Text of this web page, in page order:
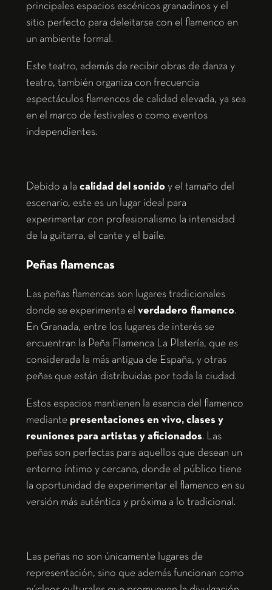
principales espacios escénicos granadinos y el
sitio perfecto para deleitarse con el flamenco en
un ambiente formal.
Este teatro, además de recibir obras de danza y
teatro, también organiza con frecuencia
espectáculos flamencos de calidad elevada, ya sea
en el marco de festivales o como eventos
independientes.
Debido a la calidad del sonido y el tamaño del
escenario, este es un lugar ideal para
experimentar con profesionalismo la intensidad
de la guitarra, el cante y el baile.
Peñas flamencas
Las peñas flamencas son lugares tradicionales
donde se experimenta el verdadero flamenco.
En Granada, entre los lugares de interés se
encuentran la Peña Flamenca La Platería, que es
considerada la más antigua de España, y otras
peñas que están distribuidas por toda la ciudad.
Estos espacios mantienen la esencia del flamenco
mediante presentaciones en vivo, clases y
reuniones para artistas y aficionados. Las
peñas son perfectas para aquellos que desean un
entorno íntimo y cercano, donde el público tiene
la oportunidad de experimentar el flamenco en su
versión más auténtica y próxima a lo tradicional.
Las peñas no son únicamente lugares de
representación, sino que además funcionan como